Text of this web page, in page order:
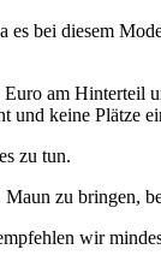
bei diesem
am
und keine Plätze
zu tun.
zu bringen,
wir